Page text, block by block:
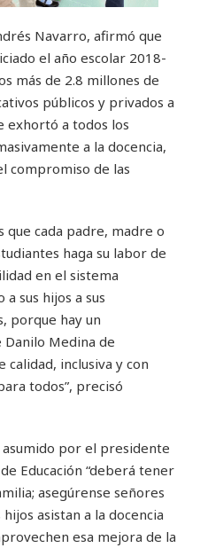
Navarro, afirmó que
el año escolar 2018-
más de 2.8 millones de
públicos y privados a
exhortó a todos los
a la docencia,
compromiso de las
que cada padre, madre o
haga su labor de
en el sistema
sus hijos a sus
porque hay un
Medina de
calidad, inclusiva y con
todos”, precisó
por el presidente
Educación “deberá tener
asegúrense señores
asistan a la docencia
esa mejora de la